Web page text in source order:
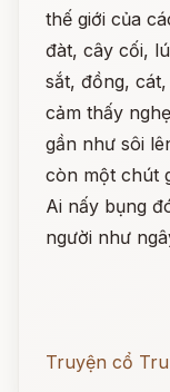
thế giới của
đàt, cây cối,
sắt, đồng,
cảm thấy
gần như sôi
còn một chút
Ai nấy bụng
người như
Truyện cổ